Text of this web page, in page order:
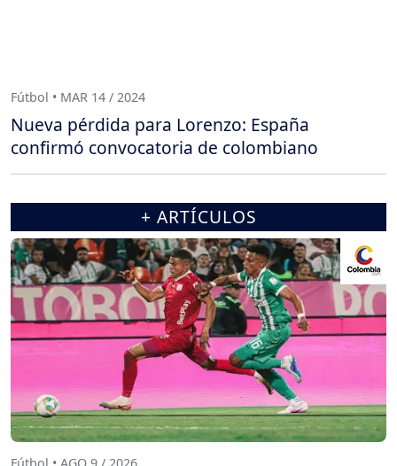
Fútbol • MAR 14 / 2024
Nueva pérdida para Lorenzo: España
confirmó convocatoria de colombiano
+ ARTÍCULOS
Fútbol • AGO 9 / 2026